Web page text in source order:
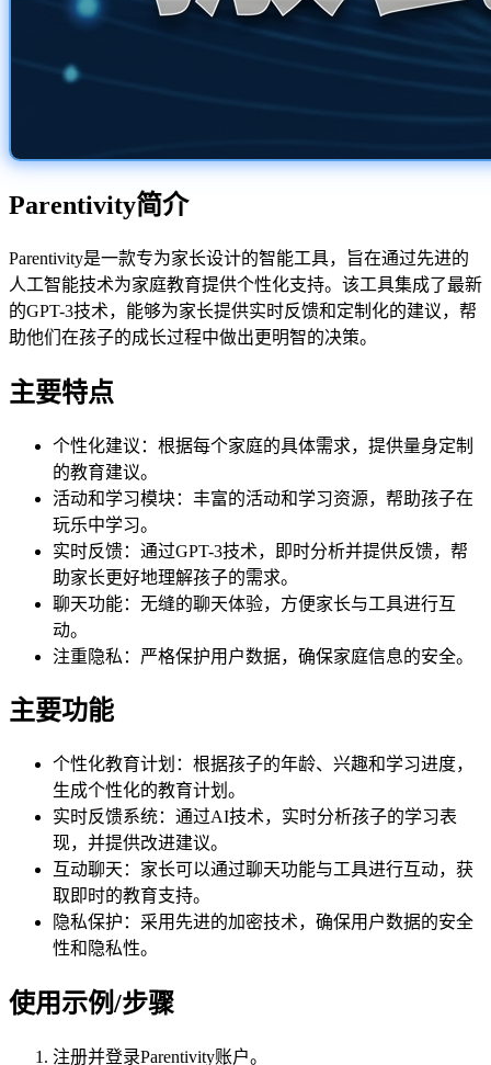
Parentivity简介
Parentivity是一款专为家长设计的智能工具，旨在通过先进的
人工智能技术为家庭教育提供个性化支持。该工具集成了最新
的GPT-3技术，能够为家长提供实时反馈和定制化的建议，帮
助他们在孩子的成长过程中做出更明智的决策。
主要特点
个性化建议：根据每个家庭的具体需求，提供量身定制
的教育建议。
活动和学习模块：丰富的活动和学习资源，帮助孩子在
玩乐中学习。
实时反馈：通过GPT-3技术，即时分析并提供反馈，帮
助家长更好地理解孩子的需求。
聊天功能：无缝的聊天体验，方便家长与工具进行互
动。
注重隐私：严格保护用户数据，确保家庭信息的安全。
主要功能
个性化教育计划：根据孩子的年龄、兴趣和学习进度，
生成个性化的教育计划。
实时反馈系统：通过AI技术，实时分析孩子的学习表
现，并提供改进建议。
互动聊天：家长可以通过聊天功能与工具进行互动，获
取即时的教育支持。
隐私保护：采用先进的加密技术，确保用户数据的安全
性和隐私性。
使用示例/步骤
注册并登录Parentivity账户。